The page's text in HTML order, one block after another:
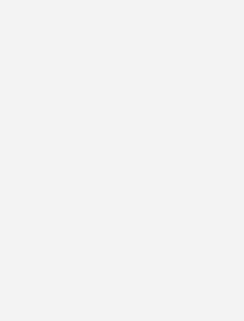
Đăng kí ngay để được các